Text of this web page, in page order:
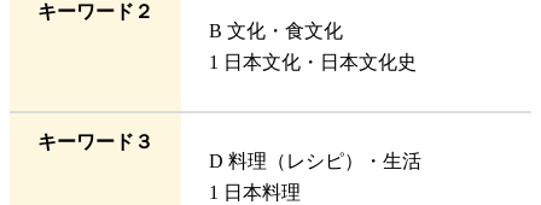
キーワード２
B 文化・食文化
1 日本文化・日本文化史
キーワード３
D 料理（レシピ）・生活
1 日本料理